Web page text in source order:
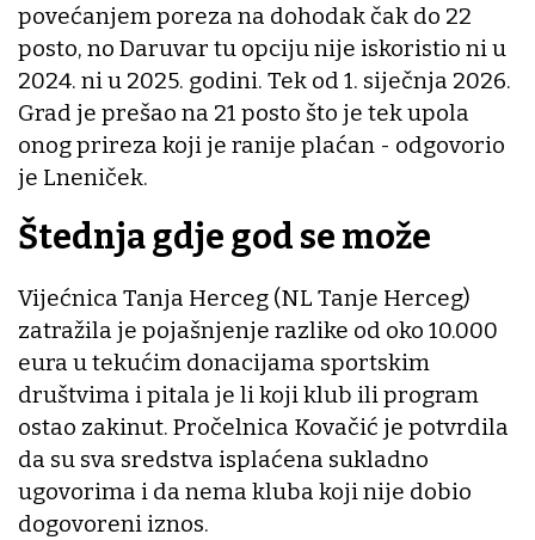
povećanjem poreza na dohodak čak do 22
posto, no Daruvar tu opciju nije iskoristio ni u
2024. ni u 2025. godini. Tek od 1. siječnja 2026.
Grad je prešao na 21 posto što je tek upola
onog prireza koji je ranije plaćan - odgovorio
je Lneniček.
Štednja gdje god se može
Vijećnica Tanja Herceg (NL Tanje Herceg)
zatražila je pojašnjenje razlike od oko 10.000
eura u tekućim donacijama sportskim
društvima i pitala je li koji klub ili program
ostao zakinut. Pročelnica Kovačić je potvrdila
da su sva sredstva isplaćena sukladno
ugovorima i da nema kluba koji nije dobio
dogovoreni iznos.